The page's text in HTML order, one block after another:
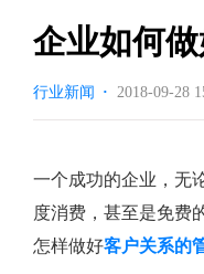
营销云
从营销获客到商机转化的全
渠道云
融合分公司、经销商、总
涵盖多种售前/后服务元
涵盖多种售前/后服务元素
挖现有客户价值以及开
传媒企业自身由于数
展，对其内部控制建
互联网等相关信息技
互联网金融模式发展
以CRM产品为基础的功能
企业如何
行业新闻 · 2018-09-28
一个成功的企业，无
度消费，甚至是免费
怎样做好客户关系的